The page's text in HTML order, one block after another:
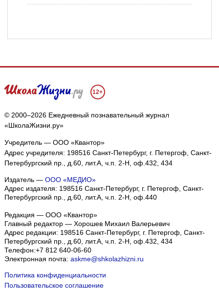
12+
© 2000–2026 Ежедневный познавательный журнал
«ШколаЖизни.ру»
Учредитель — ООО «Квантор»
Адрес учредителя: 198516 Санкт-Петербург, г. Петергоф, Санкт-
Петербургский пр., д.60, лит.А, ч.п. 2-Н, оф.432, 434
Издатель — ООО «МЕДИО»
Адрес издателя: 198516 Санкт-Петербург, г. Петергоф, Санкт-
Петербургский пр., д.60, лит.А, ч.п. 2-Н, оф.440
Редакция — ООО «Квантор»
Главный редактор — Хорошев Михаил Валерьевич
Адрес редакции: 198516 Санкт-Петербург, г. Петергоф Санкт-
Петербургский пр., д.60, лит.А, ч.п. 2-Н, оф.432, 434
Телефон:+7 812 640-06-60
Электронная почта: askme@shkolazhizni.ru
Политика конфиденциальности
Пользовательское соглашение